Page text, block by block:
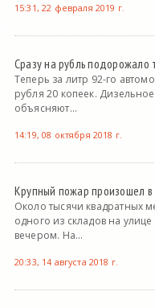
15:31, 22 февраля 2019 г.
Сразу на рубль подорожало
Теперь за литр 92-го
рубля 20 копеек.
объясняют...
14:19, 08 октября 2018 г.
Крупный пожар произошел в
Около тысячи квадратных
одного из складов на
вечером. На...
20:33, 14 августа 2018 г.